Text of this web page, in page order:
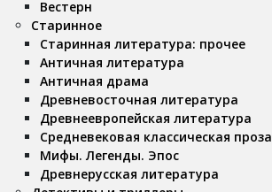
Вестерн
Старинное
Старинная литература: прочее
Античная литература
Античная драма
Древневосточная литература
Древнеевропейская литература
Средневековая классическая проза
Мифы. Легенды. Эпос
Древнерусская литература